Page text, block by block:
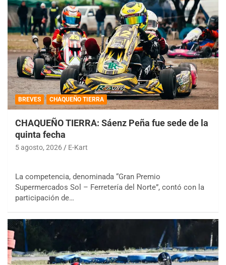
BREVES CHAQUEÑO TIERRA
CHAQUEÑO TIERRA: Sáenz Peña fue sede de la
quinta fecha
5 agosto, 2026 E-Kart
La competencia, denominada “Gran Premio
Supermercados Sol – Ferretería del Norte”, contó con la
participación de…